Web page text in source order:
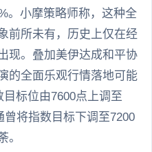
。小摩策略师称，这种全
前所未有，历史上仅在经
现。叠加美伊达成和平协
的全面乐观行情落地可能
标位由7600点上调至
曾将指数目标下调至7200
。